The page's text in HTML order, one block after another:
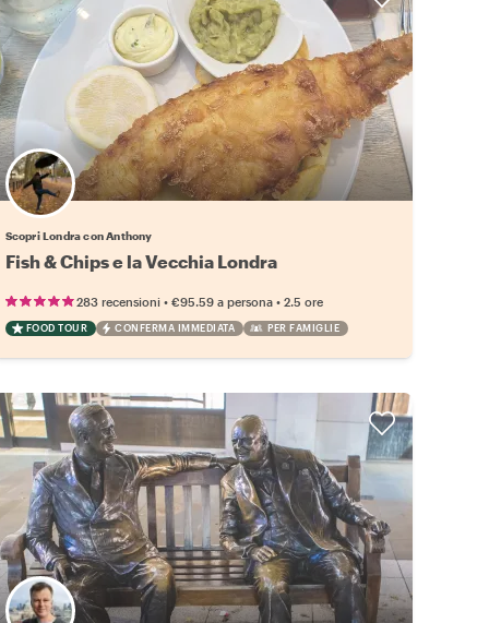
Scopri Londra con Anthony
Fish & Chips e la Vecchia Londra
283 recensioni• €95.59 a persona• 2.5 ore
FOOD TOUR CONFERMA IMMEDIATA PER FAMIGLIE